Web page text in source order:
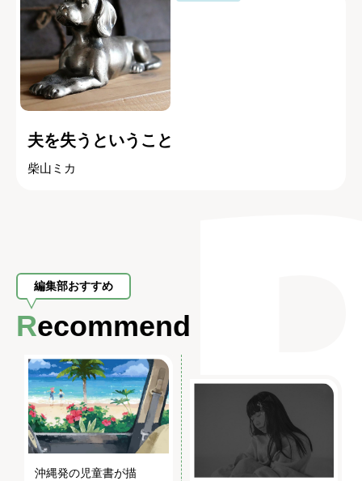
夫を失うということ
柴山ミカ
編集部おすすめ
Recommend
沖縄発の児童書が描